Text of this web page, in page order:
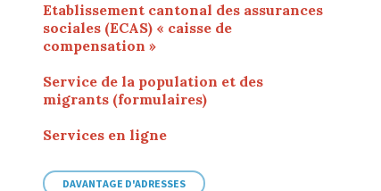
Etablissement cantonal des assurances
sociales (ECAS) « caisse de
compensation »
Service de la population et des
migrants (formulaires)
Services en ligne
DAVANTAGE D'ADRESSES